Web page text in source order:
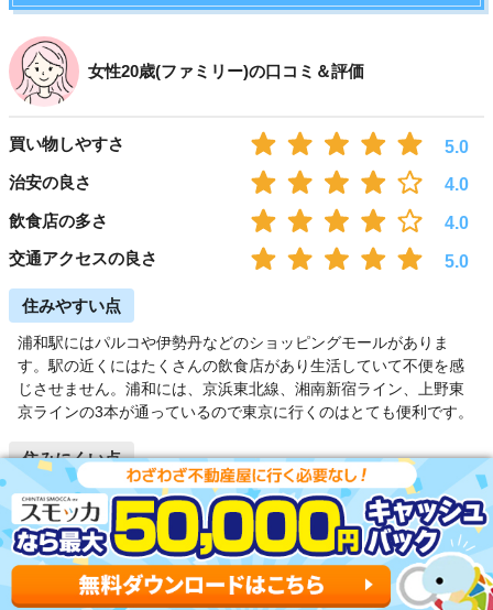
女性20歳(ファミリー)の口コミ＆評価
買い物しやすさ
5.0
治安の良さ
4.0
飲食店の多さ
4.0
交通アクセスの良さ
5.0
住みやすい点
浦和駅にはパルコや伊勢丹などのショッピングモールがありま
す。駅の近くにはたくさんの飲食店があり生活していて不便を感
じさせません。浦和には、京浜東北線、湘南新宿ライン、上野東
京ラインの3本が通っているので東京に行くのはとても便利です。
住みにくい点
朝の通勤時間帯、東京方面に行く電車は特に混むので少し大変で
す。駅の隣のコンビ二には人が溢れていてレジで会計するまでに
時間がかかります。駅から少し離れたところだとひたすら住宅地
が続いていて駅のようににぎやかではないです。